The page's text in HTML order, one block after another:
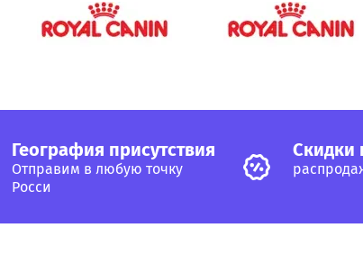
География присутствия
Отправим в любую точку
Росси
Cкидки